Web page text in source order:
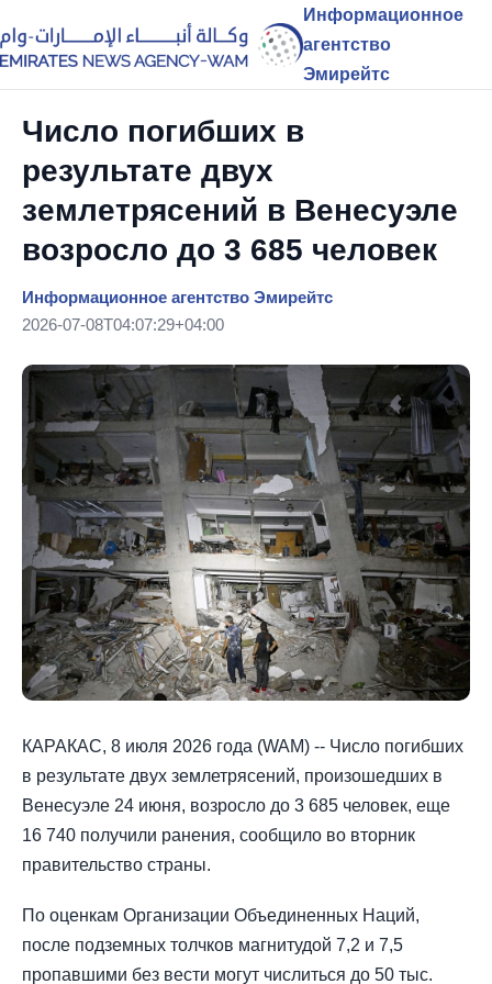
Информационное
агентство
Эмирейтс
Число погибших в
результате двух
землетрясений в Венесуэле
возросло до 3 685 человек
Информационное агентство Эмирейтс
2026-07-08T04:07:29+04:00
КАРАКАС, 8 июля 2026 года (WAM) -- Число погибших
в результате двух землетрясений, произошедших в
Венесуэле 24 июня, возросло до 3 685 человек, еще
16 740 получили ранения, сообщило во вторник
правительство страны.
По оценкам Организации Объединенных Наций,
после подземных толчков магнитудой 7,2 и 7,5
пропавшими без вести могут числиться до 50 тыс.